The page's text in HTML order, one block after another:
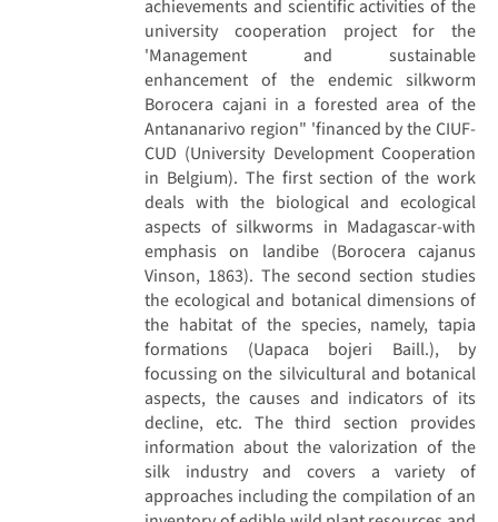
achievements and scientific activities of the
university cooperation project for the
'Management and sustainable
enhancement of the endemic silkworm
Borocera cajani in a forested area of the
Antananarivo region" 'financed by the CIUF-
CUD (University Development Cooperation
in Belgium). The first section of the work
deals with the biological and ecological
aspects of silkworms in Madagascar-with
emphasis on landibe (Borocera cajanus
Vinson, 1863). The second section studies
the ecological and botanical dimensions of
the habitat of the species, namely, tapia
formations (Uapaca bojeri Baill.), by
focussing on the silvicultural and botanical
aspects, the causes and indicators of its
decline, etc. The third section provides
information about the valorization of the
silk industry and covers a variety of
approaches including the compilation of an